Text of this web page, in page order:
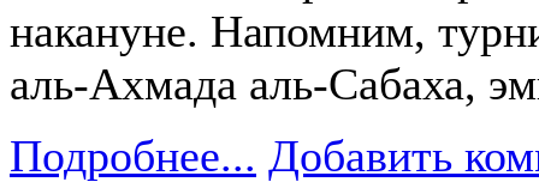
накануне. Напомним,
аль-Ахмада аль-Сабаха,
Подробнее... Добавить